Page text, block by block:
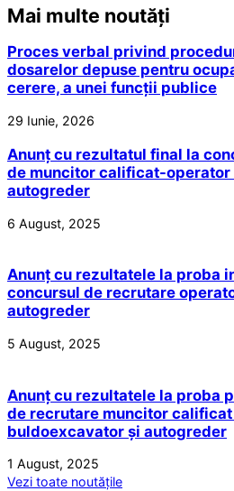
Mai multe noutăți
Proces verbal privind
dosarelor depuse pentru
cerere, a unei funcții publice
29 Iunie, 2026
Anunț cu rezultatul final la
de muncitor calificat-
autogreder
6 August, 2025
Anunț cu rezultatele la proba
concursul de recrutare
autogreder
5 August, 2025
Anunț cu rezultatele la proba
de recrutare muncitor calificat
buldoexcavator și autogreder
1 August, 2025
Vezi toate noutățile